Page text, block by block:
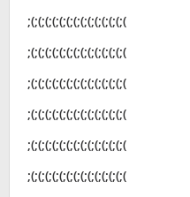
;(;(;(;(;(;(;(;(;(;(;(;(;(;(
;(;(;(;(;(;(;(;(;(;(;(;(;(;(
;(;(;(;(;(;(;(;(;(;(;(;(;(;(
;(;(;(;(;(;(;(;(;(;(;(;(;(;(
;(;(;(;(;(;(;(;(;(;(;(;(;(;(
;(;(;(;(;(;(;(;(;(;(;(;(;(;(